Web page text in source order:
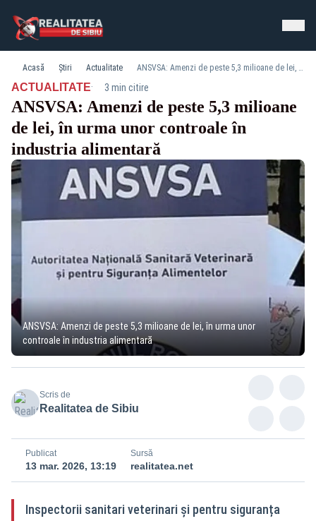
Acasă Știri Actualitate ANSVSA: Amenzi de peste 5,3 milioane de lei, în urma unor controale în industria alimentară
ACTUALITATE· 3 min citire
ANSVSA: Amenzi de peste 5,3 milioane
de lei, în urma unor controale în
industria alimentară
ANSVSA: Amenzi de peste 5,3 milioane de lei, în urma unor
controale în industria alimentară
Scris de
Realitatea de Sibiu
Publicat
13 mar. 2026, 13:19
Sursă
realitatea.net
Inspectorii sanitari veterinari și pentru siguranța